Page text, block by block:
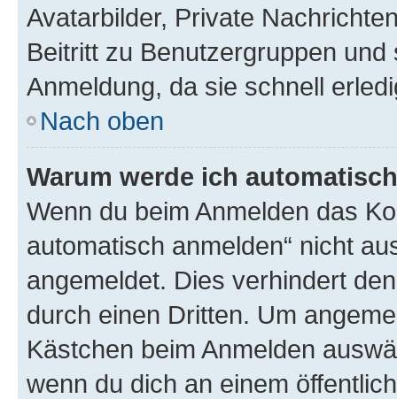
Avatarbilder, Private
Beitritt zu Benutzergruppen
Anmeldung, da sie schnell
Nach oben
Warum werde ich
Wenn du beim Anmelden das
automatisch anmelden“ nicht
angemeldet. Dies verhindert
durch einen Dritten. Um
Kästchen beim Anmelden
wenn du dich an einem